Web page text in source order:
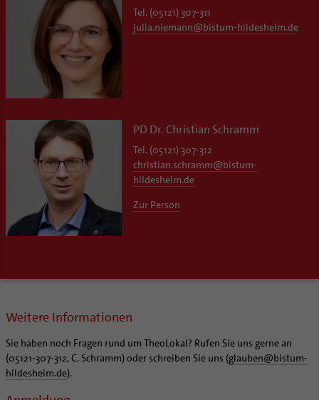
Tel. (05121) 307-311
julia.niemann@bistum-hildesheim.de
PD Dr. Christian Schramm
Tel. (05121) 307-312
christian.schramm@bistum-
hildesheim.de
Zur Person
Weitere Informationen
Sie haben noch Fragen rund um TheoLokal? Rufen Sie uns gerne an
(05121-307-312, C. Schramm) oder schreiben Sie uns (glauben@bistum-
hildesheim.de).